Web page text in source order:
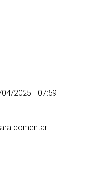
04/2025 - 07:59
comentar